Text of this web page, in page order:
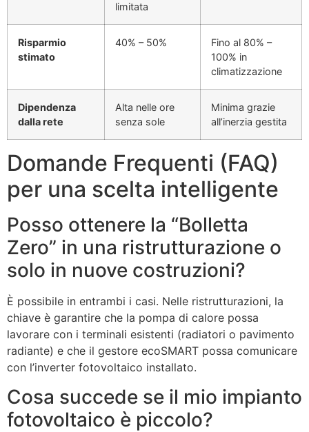
limitata
Risparmio
stimato
40% – 50%
Fino al 80% –
100% in
climatizzazione
Dipendenza
dalla rete
Alta nelle ore
senza sole
Minima grazie
all’inerzia gestita
Domande Frequenti (FAQ)
per una scelta intelligente
Posso ottenere la “Bolletta
Zero” in una ristrutturazione o
solo in nuove costruzioni?
È possibile in entrambi i casi. Nelle ristrutturazioni, la
chiave è garantire che la pompa di calore possa
lavorare con i terminali esistenti (radiatori o pavimento
radiante) e che il gestore ecoSMART possa comunicare
con l’inverter fotovoltaico installato.
Cosa succede se il mio impianto
fotovoltaico è piccolo?